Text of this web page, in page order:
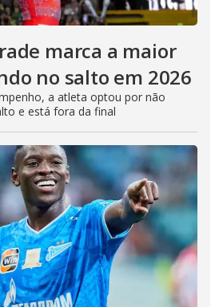
marca a maior
no salto em 2026
a atleta optou por não
e está fora da final